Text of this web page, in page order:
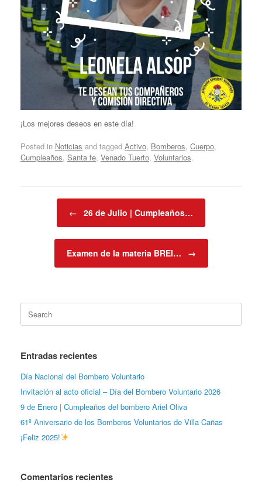
¡Los mejores deseos en este día!
Posted in Noticias and tagged Activo, Bomberos, Cuerpo,
Cumpleaños, Santa fe, Venado Tuerto, Voluntarios.
← 26 de Julio | Cumpleaños…
Examen de la materia BREI… →
Search
for:
Entradas recientes
Día Nacional del Bombero Voluntario
Invitación al acto oficial – Día del Bombero Voluntario 2026
9 de Enero | Cumpleaños del bombero Ariel Oliva
61º Aniversario de los Bomberos Voluntarios de Villa Cañas
¡Feliz 2025!
Comentarios recientes